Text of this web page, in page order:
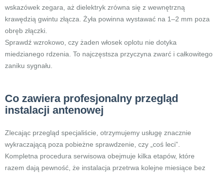
wskazówek zegara, aż dielektryk zrówna się z wewnętrzną
krawędzią gwintu złącza. Żyła powinna wystawać na 1–2 mm poza
obręb złączki.
Sprawdź wzrokowo, czy żaden włosek oplotu nie dotyka
miedzianego rdzenia. To najczęstsza przyczyna zwarć i całkowitego
zaniku sygnału.
Co zawiera profesjonalny przegląd
instalacji antenowej
Zlecając przegląd specjaliście, otrzymujemy usługę znacznie
wykraczającą poza pobieżne sprawdzenie, czy „coś leci”.
Kompletna procedura serwisowa obejmuje kilka etapów, które
razem dają pewność, że instalacja przetrwa kolejne miesiące bez